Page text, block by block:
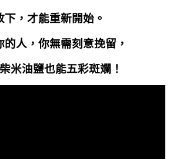
下，才能重新開始。
的人，你無需刻意挽留，
米油鹽也能五彩斑斕！